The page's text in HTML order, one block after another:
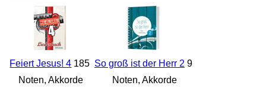
Feiert Jesus! 4 185
Noten, Akkorde
So groß ist der Herr 2 9
Noten, Akkorde